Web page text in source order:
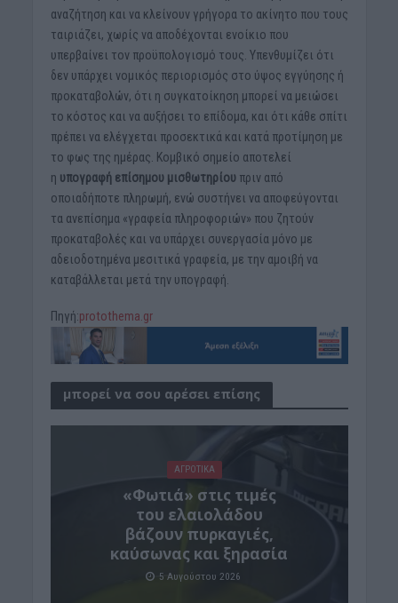
αναζήτηση και να κλείνουν γρήγορα το ακίνητο που τους
ταιριάζει, χωρίς να αποδέχονται ενοίκιο που
υπερβαίνει τον προϋπολογισμό τους. Υπενθυμίζει ότι
δεν υπάρχει νομικός περιορισμός στο ύψος εγγύησης ή
προκαταβολών, ότι η συγκατοίκηση μπορεί να μειώσει
το κόστος και να αυξήσει το επίδομα, και ότι κάθε σπίτι
πρέπει να ελέγχεται προσεκτικά και κατά προτίμηση με
το φως της ημέρας. Κομβικό σημείο αποτελεί
η υπογραφή επίσημου μισθωτηρίουπριν από
οποιαδήποτε πληρωμή, ενώ συστήνει να αποφεύγονται
τα ανεπίσημα «γραφεία πληροφοριών» που ζητούν
προκαταβολές και να υπάρχει συνεργασία μόνο με
αδειοδοτημένα μεσιτικά γραφεία, με την αμοιβή να
καταβάλλεται μετά την υπογραφή.
Πηγή:protothema.gr
μπορεί να σου αρέσει επίσης
ΑΓΡΟΤΙΚΑ
«Φωτιά» στις τιμές
του ελαιολάδου
βάζουν πυρκαγιές,
καύσωνας και ξηρασία
5 Αυγούστου 2026